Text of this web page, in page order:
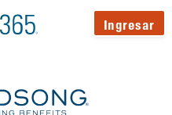
Ingresar